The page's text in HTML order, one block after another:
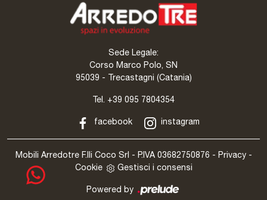
Sede Legale:
Corso Marco Polo, SN
95039 - Trecastagni (Catania)
Tel. +39 095 7804354
facebook instagram
Mobili Arredotre F.lli Coco Srl - P.IVA 03682750876 - Privacy-
Cookie
Gestisci i consensi
Powered by